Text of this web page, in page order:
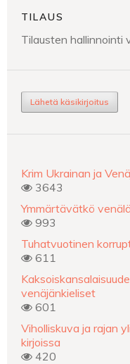
TILAUS
Tilausten hallinnointi
Lähetä käsikirjoitus
Krim Ukrainan ja
3643
Ymmärtävätkö
993
Tuhatvuotinen
611
venäjänkieliset
601
Viholliskuva ja rajan
kirjoissa
420